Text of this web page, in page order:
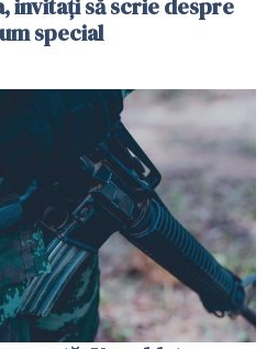
invitați să scrie despre
special